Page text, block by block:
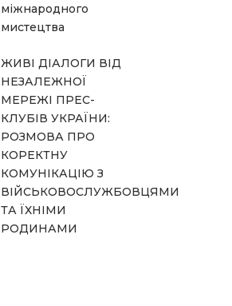
міжнародного
мистецтва
ЖИВІ ДІАЛОГИ ВІД
НЕЗАЛЕЖНОЇ
МЕРЕЖІ ПРЕС-
КЛУБІВ УКРАЇНИ:
РОЗМОВА ПРО
КОРЕКТНУ
КОМУНІКАЦІЮ З
ВІЙСЬКОВОСЛУЖБОВЦЯМИ
ТА ЇХНІМИ
РОДИНАМИ